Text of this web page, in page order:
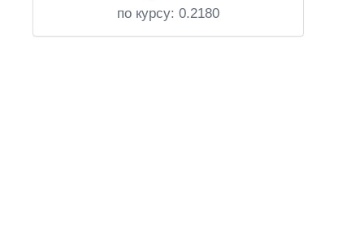
по курсу: 0.2180